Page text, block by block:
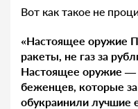
Вот как такое не
«Настоящее оружие
ракеты, не газ за
Настоящее оружие —
беженцев, которые
обукраинили лучшие